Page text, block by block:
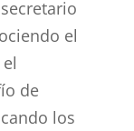
el
de
los